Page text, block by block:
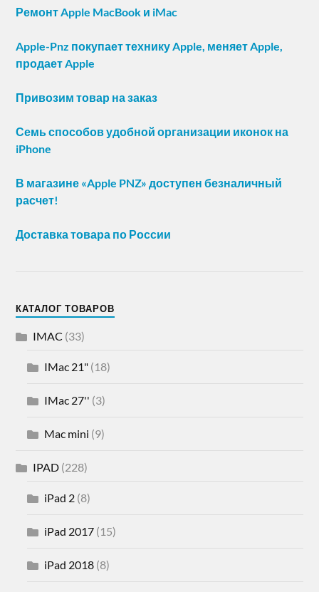
Ремонт Apple MacBook и iMac
Apple-Pnz покупает технику Apple, меняет Apple,
продает Apple
Привозим товар на заказ
Семь способов удобной организации иконок на
iPhone
В магазине «Apple PNZ» доступен безналичный
расчет!
Доставка товара по России
КАТАЛОГ ТОВАРОВ
IMAC (33)
IMac 21" (18)
IMac 27'' (3)
Mac mini (9)
IPAD (228)
iPad 2 (8)
iPad 2017 (15)
iPad 2018 (8)